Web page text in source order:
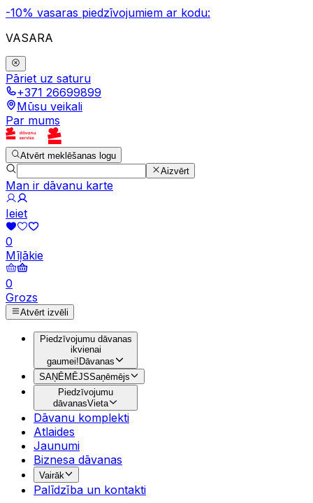
-10% vasaras piedzīvojumiem ar kodu:
VASARA
Pāriet uz saturu
+371 26699899
Mūsu veikali
Par mums
Atvērt meklēšanas logu
Aizvērt
Man ir dāvanu karte
Ieiet
0
Mīļākie
0
Grozs
Atvērt izvēli
Piedzīvojumu dāvanas
ikvienai
gaumei!Dāvanas
SAŅĒMĒJSSaņēmējs
Piedzīvojumu
dāvanasVieta
Dāvanu komplekti
Atlaides
Jaunumi
Biznesa dāvanas
Vairāk
Palīdzība un kontakti